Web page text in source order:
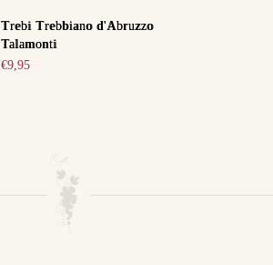
Trebi Trebbiano d'Abruzzo
Talamonti
€9,95